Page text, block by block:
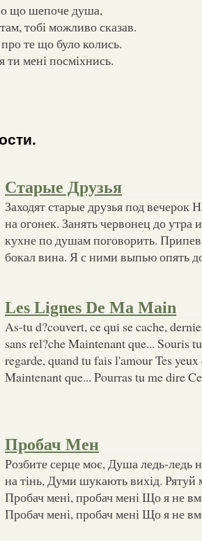
що шепоче душа,
тобі можливо сказав.
те що було колись.
ти мені посміхнись.
Старые Друзья
Заходят старые друзья под вечерок
на огонек. Занять червонец до утра
кухне по душам поговорить.
бокал вина. Я с ними выпью опять
Les Lignes De Ma Main
As-tu d?couvert, ce qui se cache,
sans rel?che Maintenant que... Souris
regarde, quand tu fais l'amour Tes
Maintenant que... Pourras tu me dire
Пробач Мен
Розбите серце моє, Душа ледь-ледь
на тінь, Думи шукають вихід. Рятуй
Пробач мені, пробач мені Що я не
Пробач мені, пробач мені Що я не